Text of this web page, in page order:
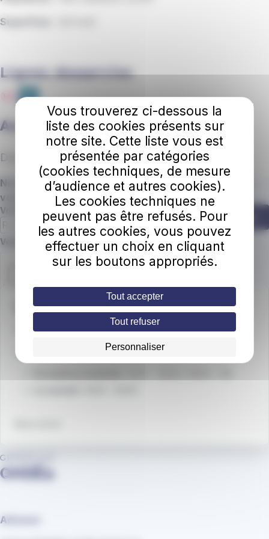
Superficie :
Lignes desservies
Aucun résultat
Désolé, aucun lieu ne correspond.
Ne manquez plus une miette de nos actus ! Abonnez
vous à la newsletter.
Votre adresse e-mail
S'abonner
Champ requis
Veuillez confirmer que vous n'êtes pas un robot.
Une question ?
Téléphone: 04 79 88 01 56
🕒 Horaires d’ouverture
Adresse
Vous trouverez ci-dessous la
liste des cookies présents sur
notre site. Cette liste vous est
présentée par catégories
(cookies techniques, de mesure
d’audience et autres cookies).
Les cookies techniques ne
peuvent pas être refusés. Pour
les autres cookies, vous pouvez
effectuer un choix en cliquant
sur les boutons appropriés.
Tout accepter
Tout refuser
Personnaliser